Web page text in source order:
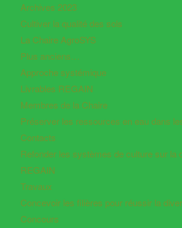
Archives 2023
Cultiver la qualité des sols
La Chaire AgroSYS
Plus anciens…
Approche systémique
Livrables REGAIN
Membres de la Chaire
Préserver les ressources en eau dans
Contacts
Refonder les systèmes de culture sur la
REGAIN
Travaux
Concevoir les filières pour réussir la
Concours